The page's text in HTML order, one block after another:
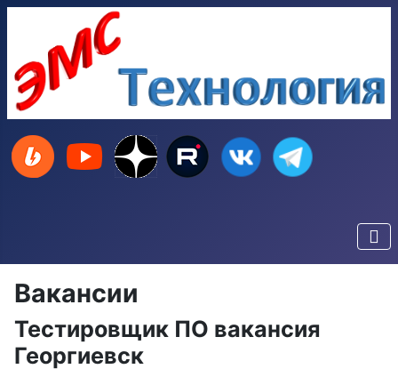
Вакансии
Тестировщик ПО вакансия
Георгиевск